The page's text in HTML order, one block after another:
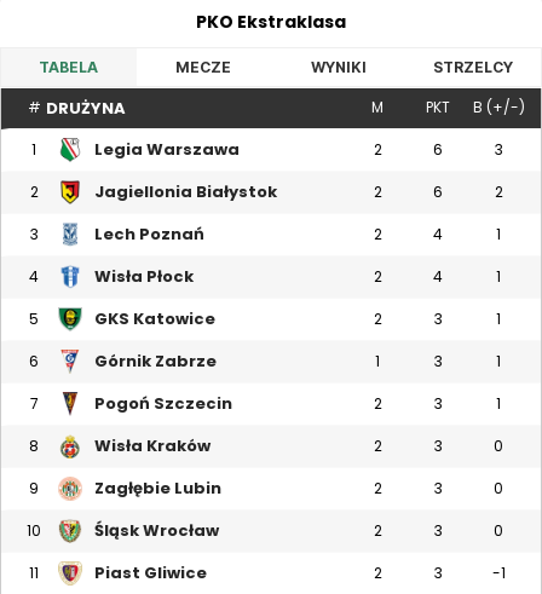
PKO Ekstraklasa
TABELA MECZE WYNIKI STRZELCY
# DRUŻYNA M PKT B (+/-)
1 Legia Warszawa 2 6 3
2 Jagiellonia Białystok 2 6 2
3 Lech Poznań 2 4 1
4 Wisła Płock 2 4 1
5 GKS Katowice 2 3 1
6 Górnik Zabrze 1 3 1
7 Pogoń Szczecin 2 3 1
8 Wisła Kraków 2 3 0
9 Zagłębie Lubin 2 3 0
10 Śląsk Wrocław 2 3 0
11 Piast Gliwice 2 3 -1